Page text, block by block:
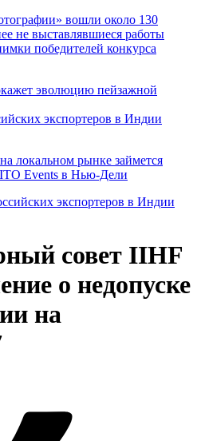
вошли около 130
не выставлявшиеся работы
победителей конкурса
экспортеров в Индии
локальном рынке займется
Events в Нью-Дели
совет IIHF
о недопуске
на